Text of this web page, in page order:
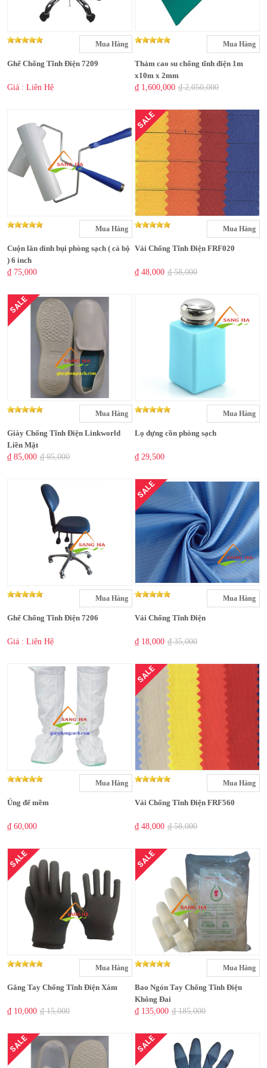
Mua Hàng
Ghế Chống Tĩnh Điện 7209
Giá : Liên Hệ
Mua Hàng
Thảm cao su chống tĩnh điện 1m
x10m x 2mm
₫ 1,600,000 ₫ 2,050,000
Mua Hàng
Cuộn lăn dính bụi phòng sạch ( cả bộ
) 6 inch
₫ 75,000
SALE
Mua Hàng
Vải Chống Tĩnh Điện FRF020
₫ 48,000 ₫ 58,000
SALE
Mua Hàng
Giày Chống Tĩnh Điện Linkworld
Liền Mặt
₫ 85,000 ₫ 95,000
Mua Hàng
Lọ đựng cồn phòng sạch
₫ 29,500
Mua Hàng
Ghế Chống Tĩnh Điện 7206
Giá : Liên Hệ
SALE
Mua Hàng
Vải Chống Tĩnh Điện
₫ 18,000 ₫ 35,000
Mua Hàng
Ủng đế mềm
₫ 60,000
SALE
Mua Hàng
Vải Chống Tĩnh Điện FRF560
₫ 48,000 ₫ 58,000
SALE
Mua Hàng
Găng Tay Chống Tĩnh Điện Xám
₫ 10,000 ₫ 15,000
SALE
Mua Hàng
Bao Ngón Tay Chống Tĩnh Điện
Không Đai
₫ 135,000 ₫ 185,000
SALE SALE